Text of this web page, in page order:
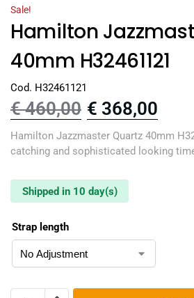
Sale!
Hamilton
40mm H32461121
Cod. H32461121
€460,00 € 368,00
Hamilton Jazzmaster Quartz 40mm
catching and sophisticated looking
Shipped in 10 day(s)
Strap length